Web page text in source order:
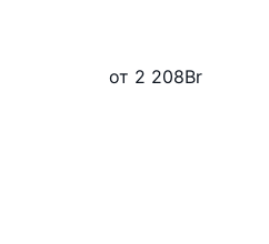
от 2 208Br